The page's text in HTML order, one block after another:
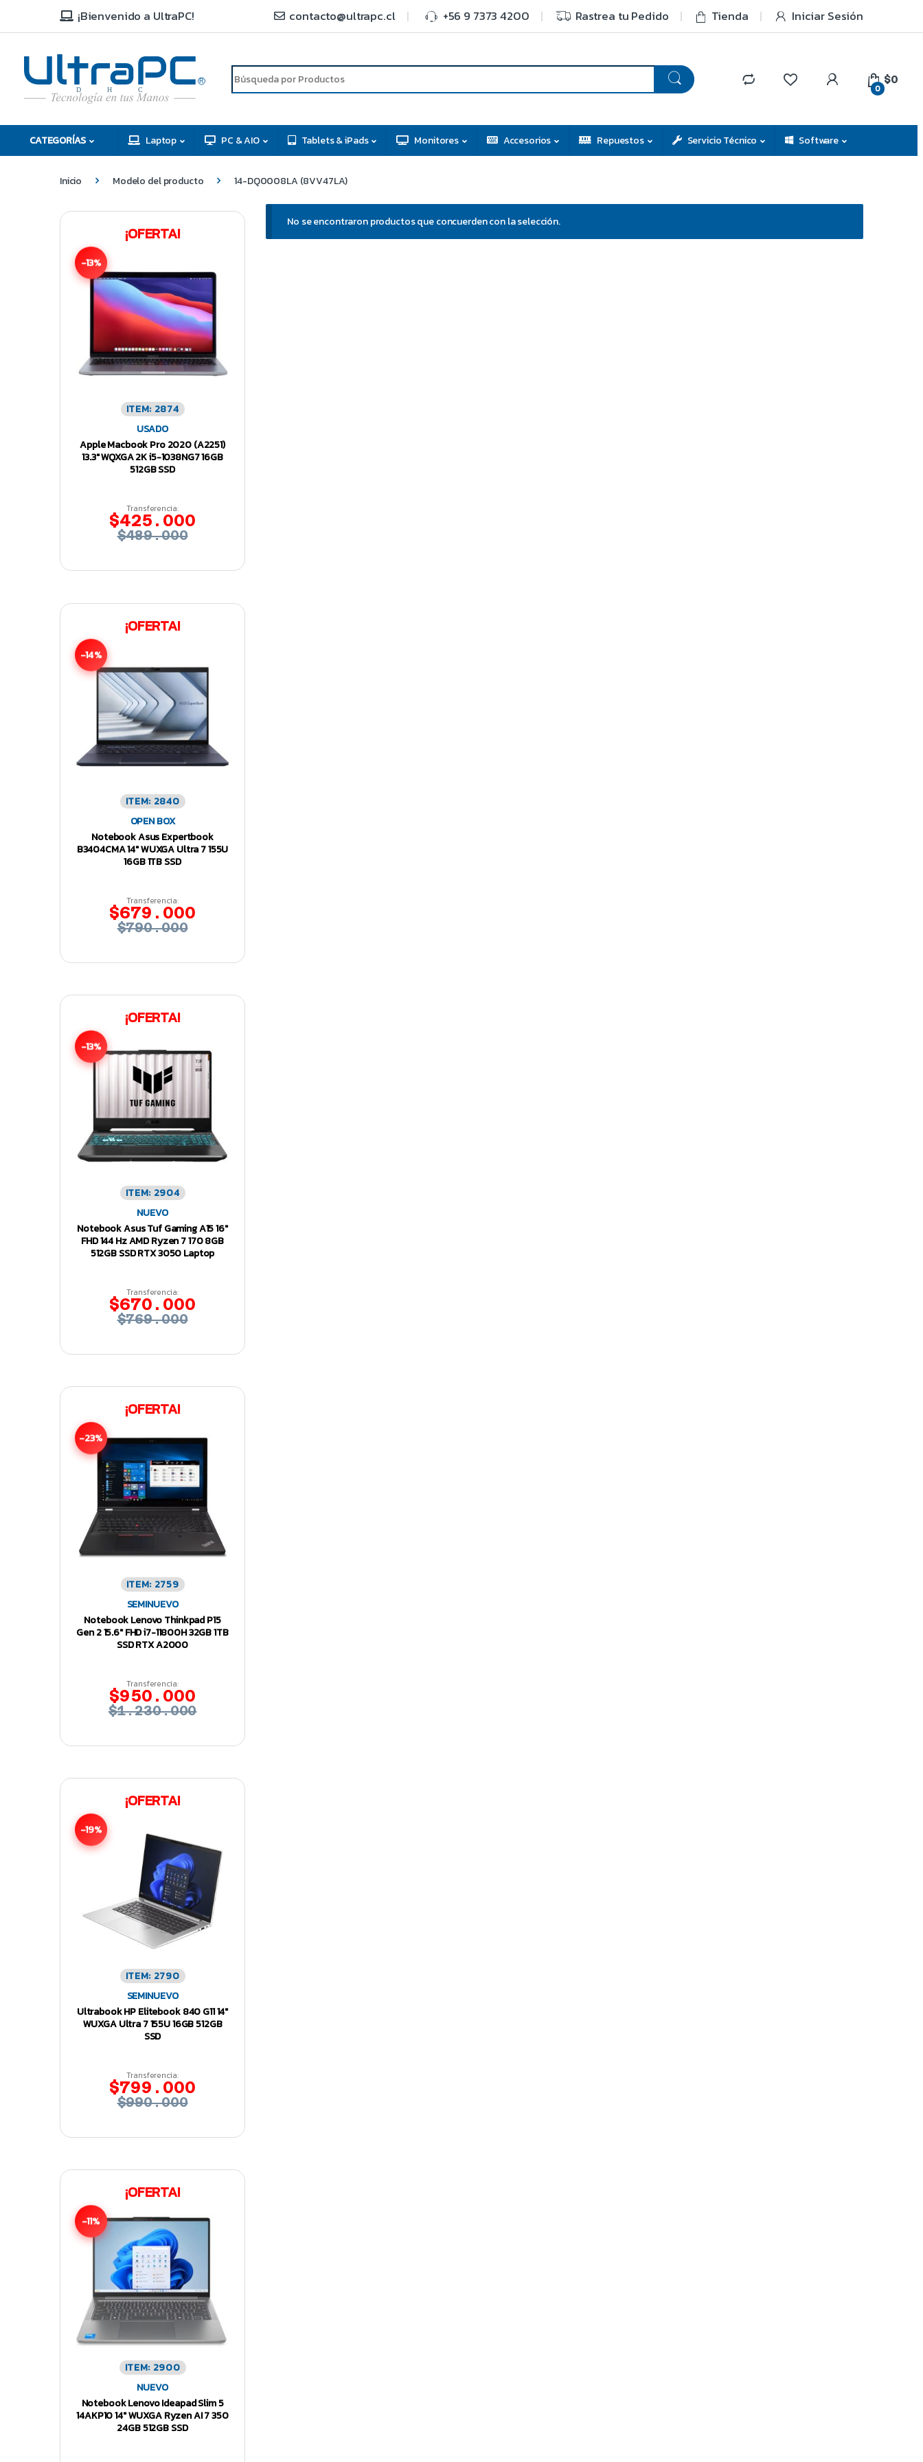
¡Bienvenido a UltraPC! contacto@ultrapc.cl +56 9 7373 4200 Rastrea tu Pedido Tienda Iniciar Sesión
C
H
D
R
0
$0
CATEGORÍAS Laptop PC & AIO Tablets & iPads Monitores Accesorios Repuestos Servicio Técnico Software
Inicio Modelo del producto 14-DQ0008LA (8VV47LA)
No se encontraron productos que concuerden con la selección.
¡OFERTA!
-13%
ITEM: 2874
USADO
Apple Macbook Pro 2020 (A2251)
13.3″ WQXGA 2K i5-1038NG7 16GB
512GB SSD
Transferencia:
$425.000
$489.000
¡OFERTA!
-14%
ITEM: 2840
OPEN BOX
Notebook Asus Expertbook
B3404CMA 14″ WUXGA Ultra 7 155U
16GB 1TB SSD
Transferencia:
$679.000
$790.000
¡OFERTA!
-13%
ITEM: 2904
NUEVO
Notebook Asus Tuf Gaming A15 16″
FHD 144 Hz AMD Ryzen 7 170 8GB
512GB SSD RTX 3050 Laptop
Transferencia:
$670.000
$769.000
¡OFERTA!
-23%
ITEM: 2759
SEMINUEVO
Notebook Lenovo Thinkpad P15
Gen 2 15.6″ FHD i7-11800H 32GB 1TB
SSD RTX A2000
Transferencia:
$950.000
$1.230.000
¡OFERTA!
-19%
ITEM: 2790
SEMINUEVO
Ultrabook HP Elitebook 840 G11 14″
WUXGA Ultra 7 155U 16GB 512GB
SSD
Transferencia:
$799.000
$990.000
¡OFERTA!
-11%
ITEM: 2900
NUEVO
Notebook Lenovo Ideapad Slim 5
14AKP10 14″ WUXGA Ryzen AI 7 350
24GB 512GB SSD